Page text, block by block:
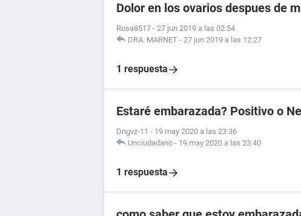
Dolor en los ovarios despues de
Rosa8517 - 27 jun 2019 a las 02:54
DRA. MARNET - 27 jun 2019 a las 12:27
1 respuesta
Estaré embarazada? Positivo o
Dngvz-11 - 19 may 2020 a las 23:36
Unciudadano - 19 may 2020 a las 23:40
1 respuesta